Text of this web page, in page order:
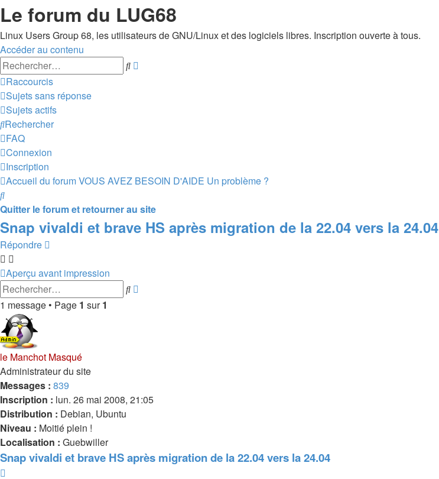
Le forum du LUG68
Linux Users Group 68, les utilisateurs de GNU/Linux et des logiciels libres. Inscription ouverte à tous.
Accéder au contenu
Rechercher
Raccourcis
Sujets sans réponse
Sujets actifs
Rechercher
FAQ
Connexion
Inscription
Accueil du forumVOUS AVEZ BESOIN D'AIDE Un problème ?
Rechercher
Quitter le forum et retourner au site
Snap vivaldi et brave HS après migration de la 22.04 vers la 24.04
Répondre
Aperçu avant impression
Rechercher
1 message • Page 1 sur1
le Manchot Masqué
Administrateur du site
Messages : 839
Inscription : lun. 26 mai 2008, 21:05
Distribution : Debian, Ubuntu
Niveau : Moitié plein !
Localisation : Guebwiller
Snap vivaldi et brave HS après migration de la 22.04 vers la 24.04